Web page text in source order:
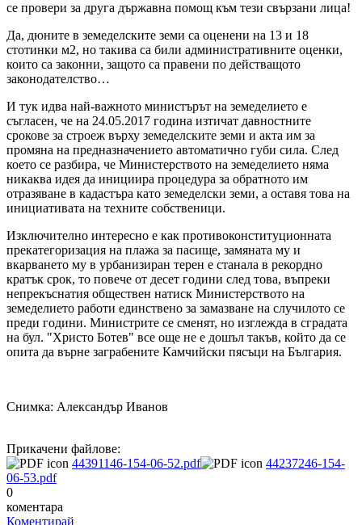
се провери за друга държавна помощ към тези свързани лица!
Да, дюните в земеделските земи са оценени на 13 и 18
стотинки м2, но такива са били административните оценки,
които са законни, защото са правени по действащото
законодателство…
И тук идва най-важното министърът на земеделието е
съгласен, че на 24.05.2017 година изтичат давностните
срокове за строеж върху земеделските земи и акта им за
промяна на предназначението автоматично губи сила. След
което се разбира, че Министерството на земеделието няма
никаква идея да инициира процедура за обратното им
отразяване в кадастъра като земеделски земи, а оставя това на
инициативата на техните собственици.
Изключително интересно е как противоконституционната
прекатегоризация на плажа за пасище, замяната му и
вкарването му в урбанизиран терен е станала в рекордно
кратък срок, то повече от десет години след това, въпреки
непрекъснатия обществен натиск Министерството на
земеделието работи единствено за замазване на случилото се
преди години. Министрите се сменят, но изглежда в сградата
на бул. "Христо Ботев" все още не е дошъл такъв, който да се
опита да върне заграбените Камчийски пясъци на България.
Снимка: Александър Иванов
Прикачени файлове:
44391146-154-06-52.pdf
44237246-154-
06-53.pdf
0
коментара
Коментирай